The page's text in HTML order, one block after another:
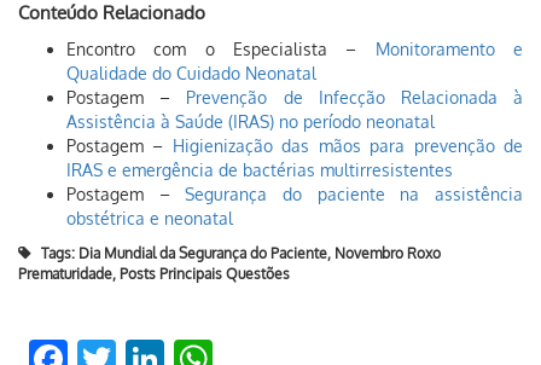
Conteúdo Relacionado
Encontro com o Especialista – Monitoramento e
Qualidade do Cuidado Neonatal
Postagem – Prevenção de Infecção Relacionada à
Assistência à Saúde (IRAS) no período neonatal
Postagem – Higienização das mãos para prevenção de
IRAS e emergência de bactérias multirresistentes
Postagem –Segurança do paciente na assistência
obstétrica e neonatal
Tags: Dia Mundial da Segurança do Paciente, Novembro Roxo
Prematuridade, Posts Principais Questões